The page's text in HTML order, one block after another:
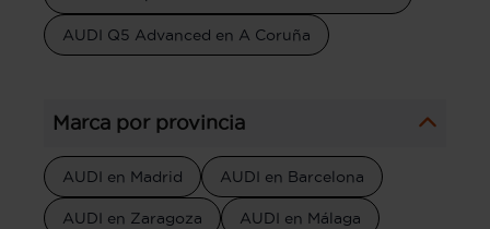
AUDI Q5 Advanced en A Coruña
Marca por provincia
AUDI en Madrid AUDI en Barcelona
AUDI en Zaragoza AUDI en Málaga